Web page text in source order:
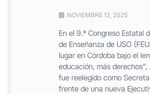
NOVIEMBRE 12, 2025
En el 9.º Congreso Estatal
de Enseñanza de USO
lugar en Córdoba bajo el
educación, más
fue reelegido como
frente de una nueva